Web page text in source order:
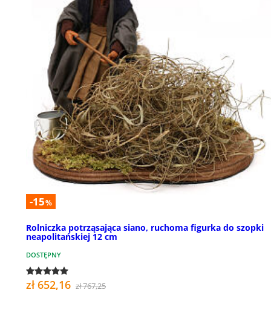
-15%
Rolniczka potrząsająca siano, ruchoma figurka do szopki
neapolitańskiej 12 cm
DOSTĘPNY
zł 652,16 zł 767,25